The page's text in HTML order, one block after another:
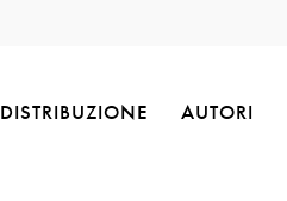
DISTRIBUZIONE AUTORI